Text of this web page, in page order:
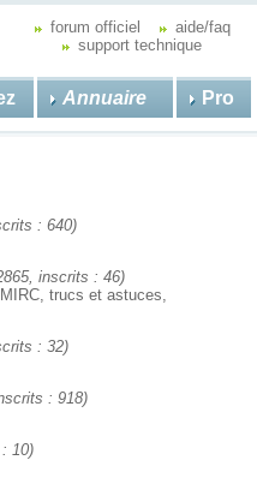
forum officiel
aide/faq
support technique
Annuaire Pro
: 640)
inscrits : 46)
trucs et astuces,
: 32)
: 918)
10)